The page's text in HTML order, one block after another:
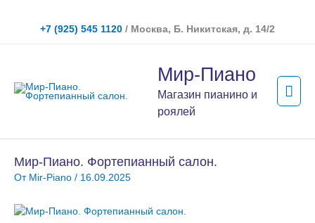
содержимому
+7 (925) 545 1120 / Москва, Б. Никитская, д. 14/2
Мир-Пиано
Магазин пианино и
роялей
Мир-Пиано. Фортепианный салон.
От Mir-Piano / 16.09.2025